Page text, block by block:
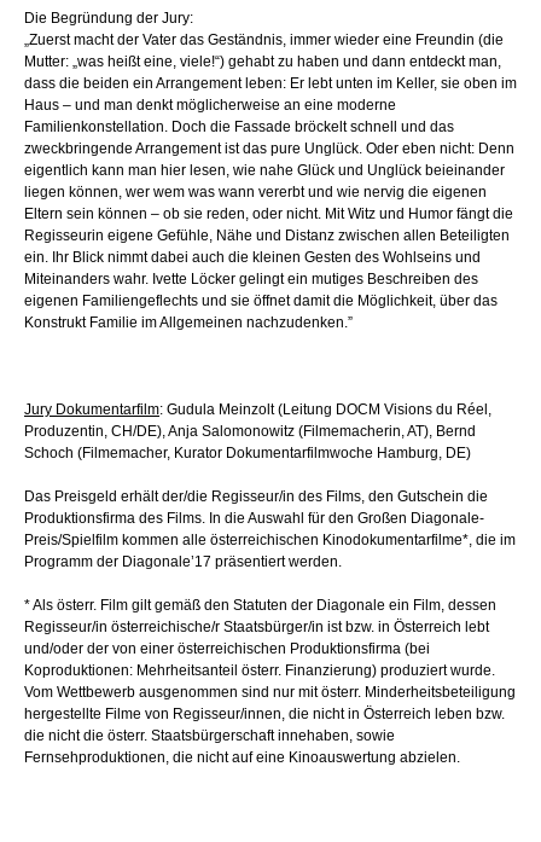
Die Begründung der Jury:
„Zuerst macht der Vater das Geständnis, immer wieder eine Freundin (die
Mutter: „was heißt eine, viele!“) gehabt zu haben und dann entdeckt man,
dass die beiden ein Arrangement leben: Er lebt unten im Keller, sie oben im
Haus – und man denkt möglicherweise an eine moderne
Familienkonstellation. Doch die Fassade bröckelt schnell und das
zweckbringende Arrangement ist das pure Unglück. Oder eben nicht: Denn
eigentlich kann man hier lesen, wie nahe Glück und Unglück beieinander
liegen können, wer wem was wann vererbt und wie nervig die eigenen
Eltern sein können – ob sie reden, oder nicht. Mit Witz und Humor fängt die
Regisseurin eigene Gefühle, Nähe und Distanz zwischen allen Beteiligten
ein. Ihr Blick nimmt dabei auch die kleinen Gesten des Wohlseins und
Miteinanders wahr. Ivette Löcker gelingt ein mutiges Beschreiben des
eigenen Familiengeflechts und sie öffnet damit die Möglichkeit, über das
Konstrukt Familie im Allgemeinen nachzudenken.”
Jury Dokumentarfilm: Gudula Meinzolt (Leitung DOCM Visions du Réel,
Produzentin, CH/DE), Anja Salomonowitz (Filmemacherin, AT), Bernd
Schoch (Filmemacher, Kurator Dokumentarfilmwoche Hamburg, DE)
Das Preisgeld erhält der/die Regisseur/in des Films, den Gutschein die
Produktionsfirma des Films. In die Auswahl für den Großen Diagonale-
Preis/Spielfilm kommen alle österreichischen Kinodokumentarfilme*, die im
Programm der Diagonale’17 präsentiert werden.
* Als österr. Film gilt gemäß den Statuten der Diagonale ein Film, dessen
Regisseur/in österreichische/r Staatsbürger/in ist bzw. in Österreich lebt
und/oder der von einer österreichischen Produktionsfirma (bei
Koproduktionen: Mehrheitsanteil österr. Finanzierung) produziert wurde.
Vom Wettbewerb ausgenommen sind nur mit österr. Minderheitsbeteiligung
hergestellte Filme von Regisseur/innen, die nicht in Österreich leben bzw.
die nicht die österr. Staatsbürgerschaft innehaben, sowie
Fernsehproduktionen, die nicht auf eine Kinoauswertung abzielen.